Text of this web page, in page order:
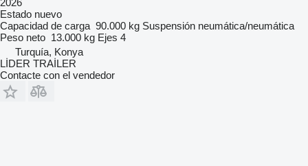
2026
Estado nuevo
Capacidad de carga 90.000 kg Suspensión neumática/neumática
Peso neto 13.000 kg Ejes 4
Turquía, Konya
LİDER TRAİLER
Contacte con el vendedor